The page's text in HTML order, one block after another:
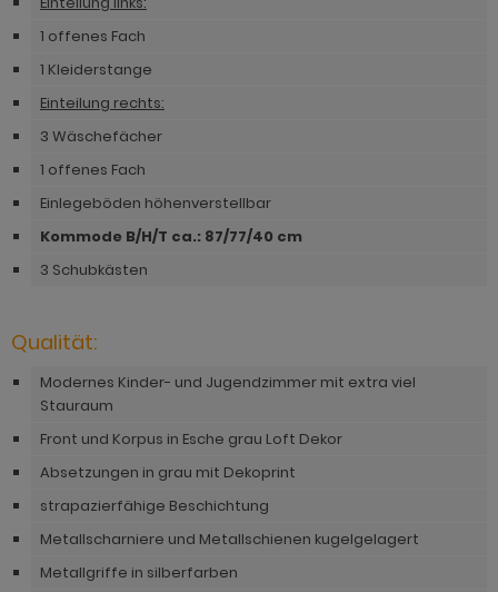
1 offenes Fach
1 Kleiderstange
Einteilung rechts:
3 Wäschefächer
1 offenes Fach
Einlegeböden höhenverstellbar
Kommode B/H/T ca.: 87/77/40 cm
3 Schubkästen
Qualität:
Modernes Kinder- und Jugendzimmer mit extra viel
Stauraum
Front und Korpus in Esche grau Loft Dekor
Absetzungen in grau mit Dekoprint
strapazierfähige Beschichtung
Metallscharniere und Metallschienen kugelgelagert
Metallgriffe in silberfarben
Ronson
Rovola
Scandik
Sena
Sentra
Seyne
Stove Old Style hell
Stove weiß Pinie
Timber
Tomaso
Vestland
Rivian
Ronin Eiche
Ronin Esche
Ronson
Rooky weiß
Rovola
Scandik
Sentra
Seyne
Stove Old Style hell
Stream